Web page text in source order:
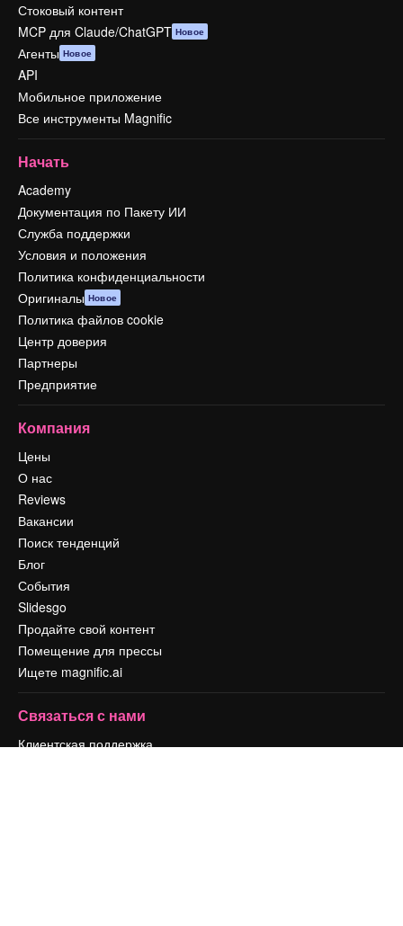
Стоковый контент
MCP для Claude/ChatGPT Новое
Агенты Новое
API
Мобильное приложение
Все инструменты Magnific
Начать
Academy
Документация по Пакету ИИ
Служба поддержки
Условия и положения
Политика конфиденциальности
Оригиналы Новое
Политика файлов cookie
Центр доверия
Партнеры
Предприятие
Компания
Цены
О нас
Reviews
Вакансии
Поиск тенденций
Блог
События
Slidesgo
Продайте свой контент
Помещение для прессы
Ищете magnific.ai
Связаться с нами
Клиентская поддержка